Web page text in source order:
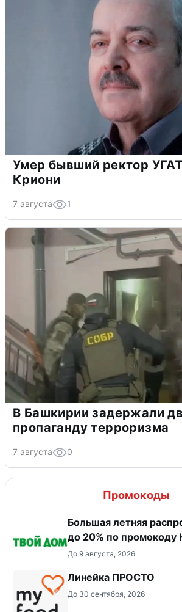
Умер бывший ректор
Криони
7 августа 1
В Башкирии задержали
пропаганду терроризма
7 августа 0
Промокоды
Большая летняя
до 20% по промокоду
До 9 августа, 2026
Линейка ПРОСТО
До 30 сентября, 2026